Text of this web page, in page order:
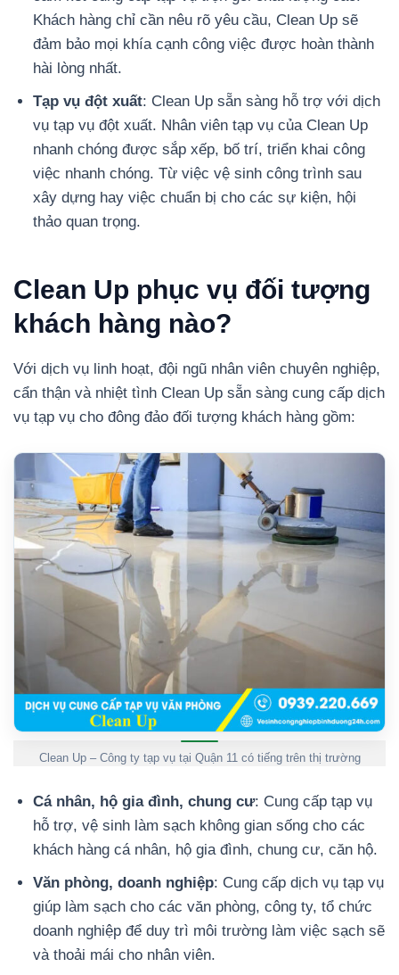
Khách hàng chỉ cần nêu rõ yêu cầu, Clean Up sẽ
đảm bảo mọi khía cạnh công việc được hoàn thành
hài lòng nhất.
Tạp vụ đột xuất: Clean Up sẵn sàng hỗ trợ với dịch
vụ tạp vụ đột xuất. Nhân viên tạp vụ của Clean Up
nhanh chóng được sắp xếp, bố trí, triển khai công
việc nhanh chóng. Từ việc vệ sinh công trình sau
xây dựng hay việc chuẩn bị cho các sự kiện, hội
thảo quan trọng.
Clean Up phục vụ đối tượng
khách hàng nào?
Với dịch vụ linh hoạt, đội ngũ nhân viên chuyên nghiệp,
cẩn thận và nhiệt tình Clean Up sẵn sàng cung cấp dịch
vụ tạp vụ cho đông đảo đối tượng khách hàng gồm:
Clean Up – Công ty tạp vụ tại Quận 11 có tiếng trên thị trường
Cá nhân, hộ gia đình, chung cư: Cung cấp tạp vụ
hỗ trợ, vệ sinh làm sạch không gian sống cho các
khách hàng cá nhân, hộ gia đình, chung cư, căn hộ.
Văn phòng, doanh nghiệp: Cung cấp dịch vụ tạp vụ
giúp làm sạch cho các văn phòng, công ty, tổ chức
doanh nghiệp để duy trì môi trường làm việc sạch sẽ
và thoải mái cho nhân viên.